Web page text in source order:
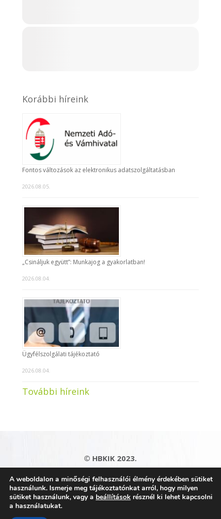
Korábbi híreink
Fontos változások az elektronikus adatszolgáltatásban
2026.08.05.
„Csináljuk együtt”: Munkajog a gyakorlatban!
2026.08.04.
Ügyfélszolgálati tájékoztató
2026.08.04.
További híreink
© HBKIK 2023.
Adatkezelési tájékoztató|Impresszum|
Kapcsolat|Honlaptérkép
A weboldalon a minőségi felhasználói élmény érdekében sütiket
használunk. Ismerje meg tájékoztatónkat arról, hogy milyen
sütiket használunk, vagy a beállítások résznél ki lehet kapcsolni
a használatukat.